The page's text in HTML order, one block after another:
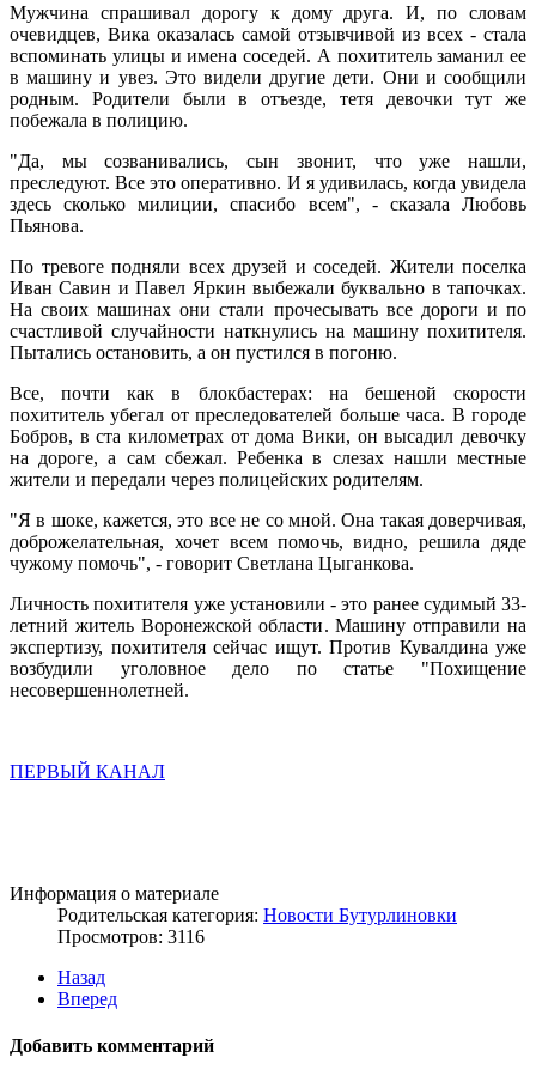
Мужчина спрашивал дорогу к дому друга. И, по словам
очевидцев, Вика оказалась самой отзывчивой из всех - стала
вспоминать улицы и имена соседей. А похититель заманил еe
в машину и увез. Это видели другие дети. Они и сообщили
родным. Родители были в отъезде, тетя девочки тут же
побежала в полицию.
"Да, мы созванивались, сын звонит, что уже нашли,
преследуют. Все это оперативно. И я удивилась, когда увидела
здесь сколько милиции, спасибо всем", - сказала Любовь
Пьянова.
По тревоге подняли всех друзей и соседей. Жители поселка
Иван Савин и Павел Яркин выбежали буквально в тапочках.
На своих машинах они стали прочесывать все дороги и по
счастливой случайности наткнулись на машину похитителя.
Пытались остановить, а он пустился в погоню.
Все, почти как в блокбастерах: на бешеной скорости
похититель убегал от преследователей больше часа. В городе
Бобров, в ста километрах от дома Вики, он высадил девочку
на дороге, а сам сбежал. Ребенка в слезах нашли местные
жители и передали через полицейских родителям.
"Я в шоке, кажется, это все не со мной. Она такая доверчивая,
доброжелательная, хочет всем помочь, видно, решила дяде
чужому помочь", - говорит Светлана Цыганкова.
Личность похитителя уже установили - это ранее судимый 33-
летний житель Воронежской области. Машину отправили на
экспертизу, похитителя сейчас ищут. Против Кувалдина уже
возбудили уголовное дело по статье "Похищение
несовершеннолетней.
ПЕРВЫЙ КАНАЛ
Информация о материале
Родительская категория: Новости Бутурлиновки
Просмотров: 3116
Назад
Вперед
Добавить комментарий